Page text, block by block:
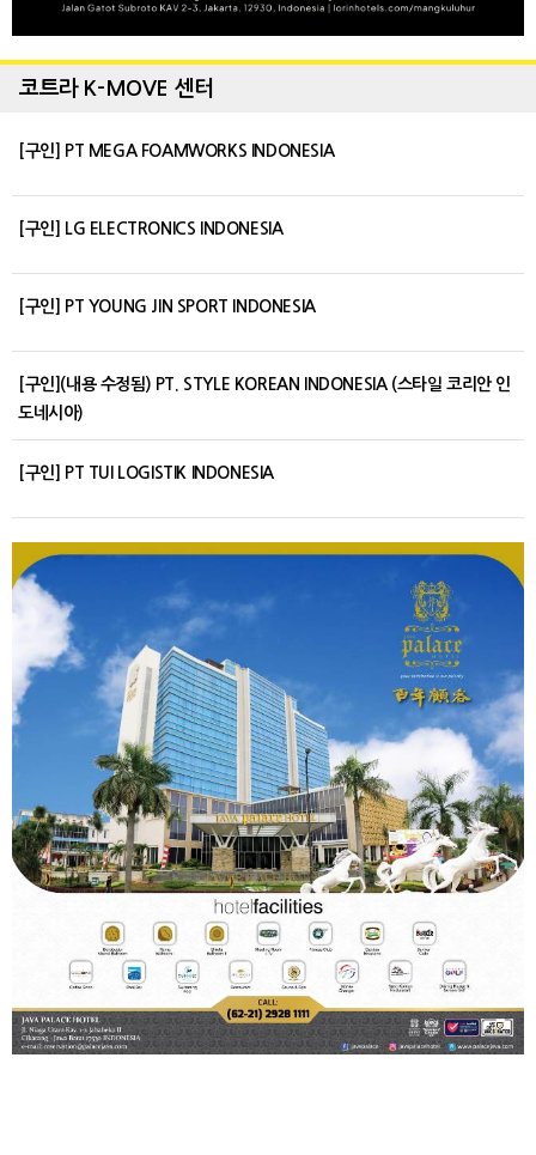
코트라 K-MOVE 센터
[구인] PT MEGA FOAMWORKS INDONESIA
[구인] LG ELECTRONICS INDONESIA
[구인] PT YOUNG JIN SPORT INDONESIA
[구인](내용 수정됨) PT. STYLE KOREAN INDONESIA (스타일 코리안 인
도네시아)
[구인] PT TUI LOGISTIK INDONESIA